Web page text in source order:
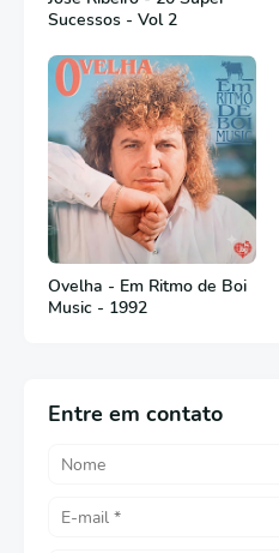
Sucessos - Vol 2
Ovelha - Em Ritmo de Boi
Music - 1992
Entre em contato